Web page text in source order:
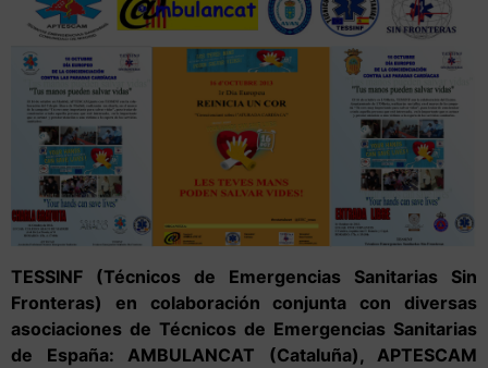
TESSINF (Técnicos de Emergencias Sanitarias Sin
Fronteras) en colaboración conjunta con diversas
asociaciones de Técnicos de Emergencias Sanitarias
de España: AMBULANCAT (Cataluña), APTESCAM